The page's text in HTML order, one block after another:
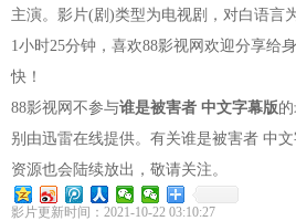
主演。影片(剧)类型为电视剧，对白语言
1小时25分钟，喜欢88影视网欢迎分享给
快！
88影视网不参与谁是被害者 中文字幕版
别由迅雷在线提供。有关谁是被害者 中
资源也会陆续放出，敬请关注。
影片更新时间：2021-10-22 03:10:27